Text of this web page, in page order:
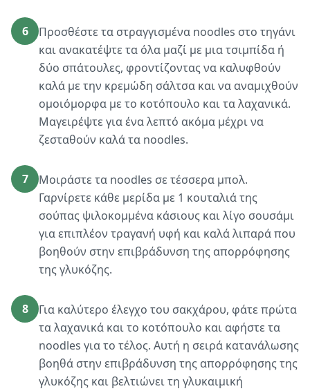
6
Προσθέστε τα στραγγισμένα noodles στο τηγάνι
και ανακατέψτε τα όλα μαζί με μια τσιμπίδα ή
δύο σπάτουλες, φροντίζοντας να καλυφθούν
καλά με την κρεμώδη σάλτσα και να αναμιχθούν
ομοιόμορφα με το κοτόπουλο και τα λαχανικά.
Μαγειρέψτε για ένα λεπτό ακόμα μέχρι να
ζεσταθούν καλά τα noodles.
7
Μοιράστε τα noodles σε τέσσερα μπολ.
Γαρνίρετε κάθε μερίδα με 1 κουταλιά της
σούπας ψιλοκομμένα κάσιους και λίγο σουσάμι
για επιπλέον τραγανή υφή και καλά λιπαρά που
βοηθούν στην επιβράδυνση της απορρόφησης
της γλυκόζης.
8
Για καλύτερο έλεγχο του σακχάρου, φάτε πρώτα
τα λαχανικά και το κοτόπουλο και αφήστε τα
noodles για το τέλος. Αυτή η σειρά κατανάλωσης
βοηθά στην επιβράδυνση της απορρόφησης της
γλυκόζης και βελτιώνει τη γλυκαιμική